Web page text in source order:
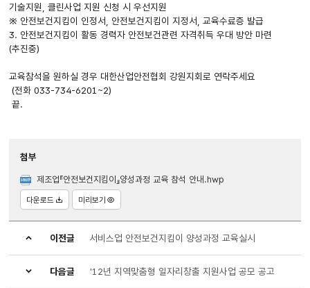
기술지원, 클린사업 지원 신청 시 우선지원
※ 안전보건지킴이 인정서, 안전보건지킴이 지정서, 교육수료증 발급
3. 안전보건지킴이 활동 경력자 안전보건관련 자격취득 우대 방안 마련
(추진중)
교육참석을 원하실 경우 대한산업안전협회 강원지회로 연락주세요
(전화 033-734-6201~2)
끝.
첨부
제조업『안전보건지킴이』양성과정 교육 참석 안내.hwp
다운로드 미리보기
이전글 서비스업 안전보건지킴이 양성과정 교육실시
다음글 '12년 지역맞춤형 일자리창출 지원사업 공모 공고